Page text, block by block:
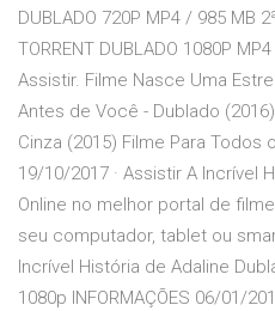
DUBLADO 720P MP4 / 985 MB
TORRENT DUBLADO 1080P
Assistir. Filme Nasce Uma
Antes de Você - Dublado
Cinza (2015) Filme Para Todos
19/10/2017 · Assistir A Incrível
Online no melhor portal de
seu computador, tablet ou
Incrível História de Adaline
1080p INFORMAÇÕES 06/01/